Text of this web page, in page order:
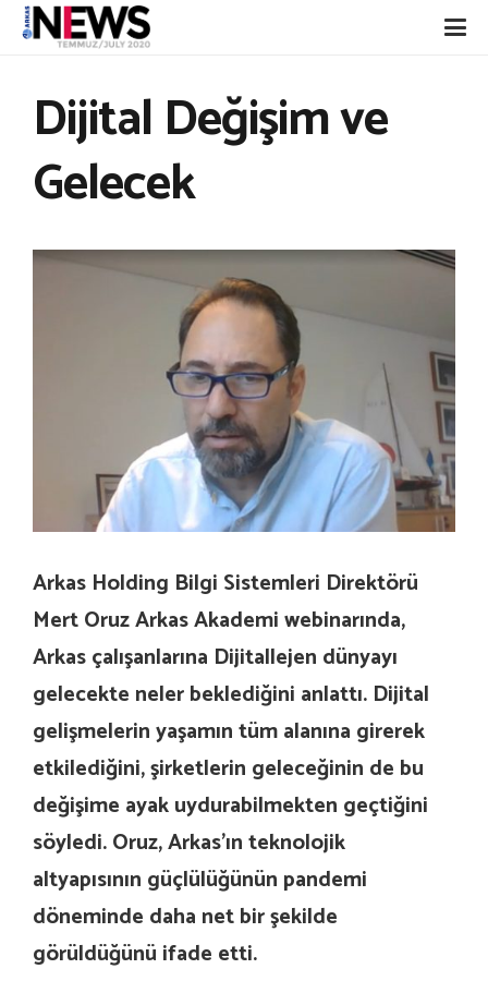
Dijital Değişim ve
Gelecek
Arkas Holding Bilgi Sistemleri Direktörü
Mert Oruz Arkas Akademi webinarında,
Arkas çalışanlarına Dijitallejen dünyayı
gelecekte neler beklediğini anlattı. Dijital
gelişmelerin yaşamın tüm alanına girerek
etkilediğini, şirketlerin geleceğinin de bu
değişime ayak uydurabilmekten geçtiğini
söyledi. Oruz, Arkas’ın teknolojik
altyapısının güçlülüğünün pandemi
döneminde daha net bir şekilde
görüldüğünü ifade etti.